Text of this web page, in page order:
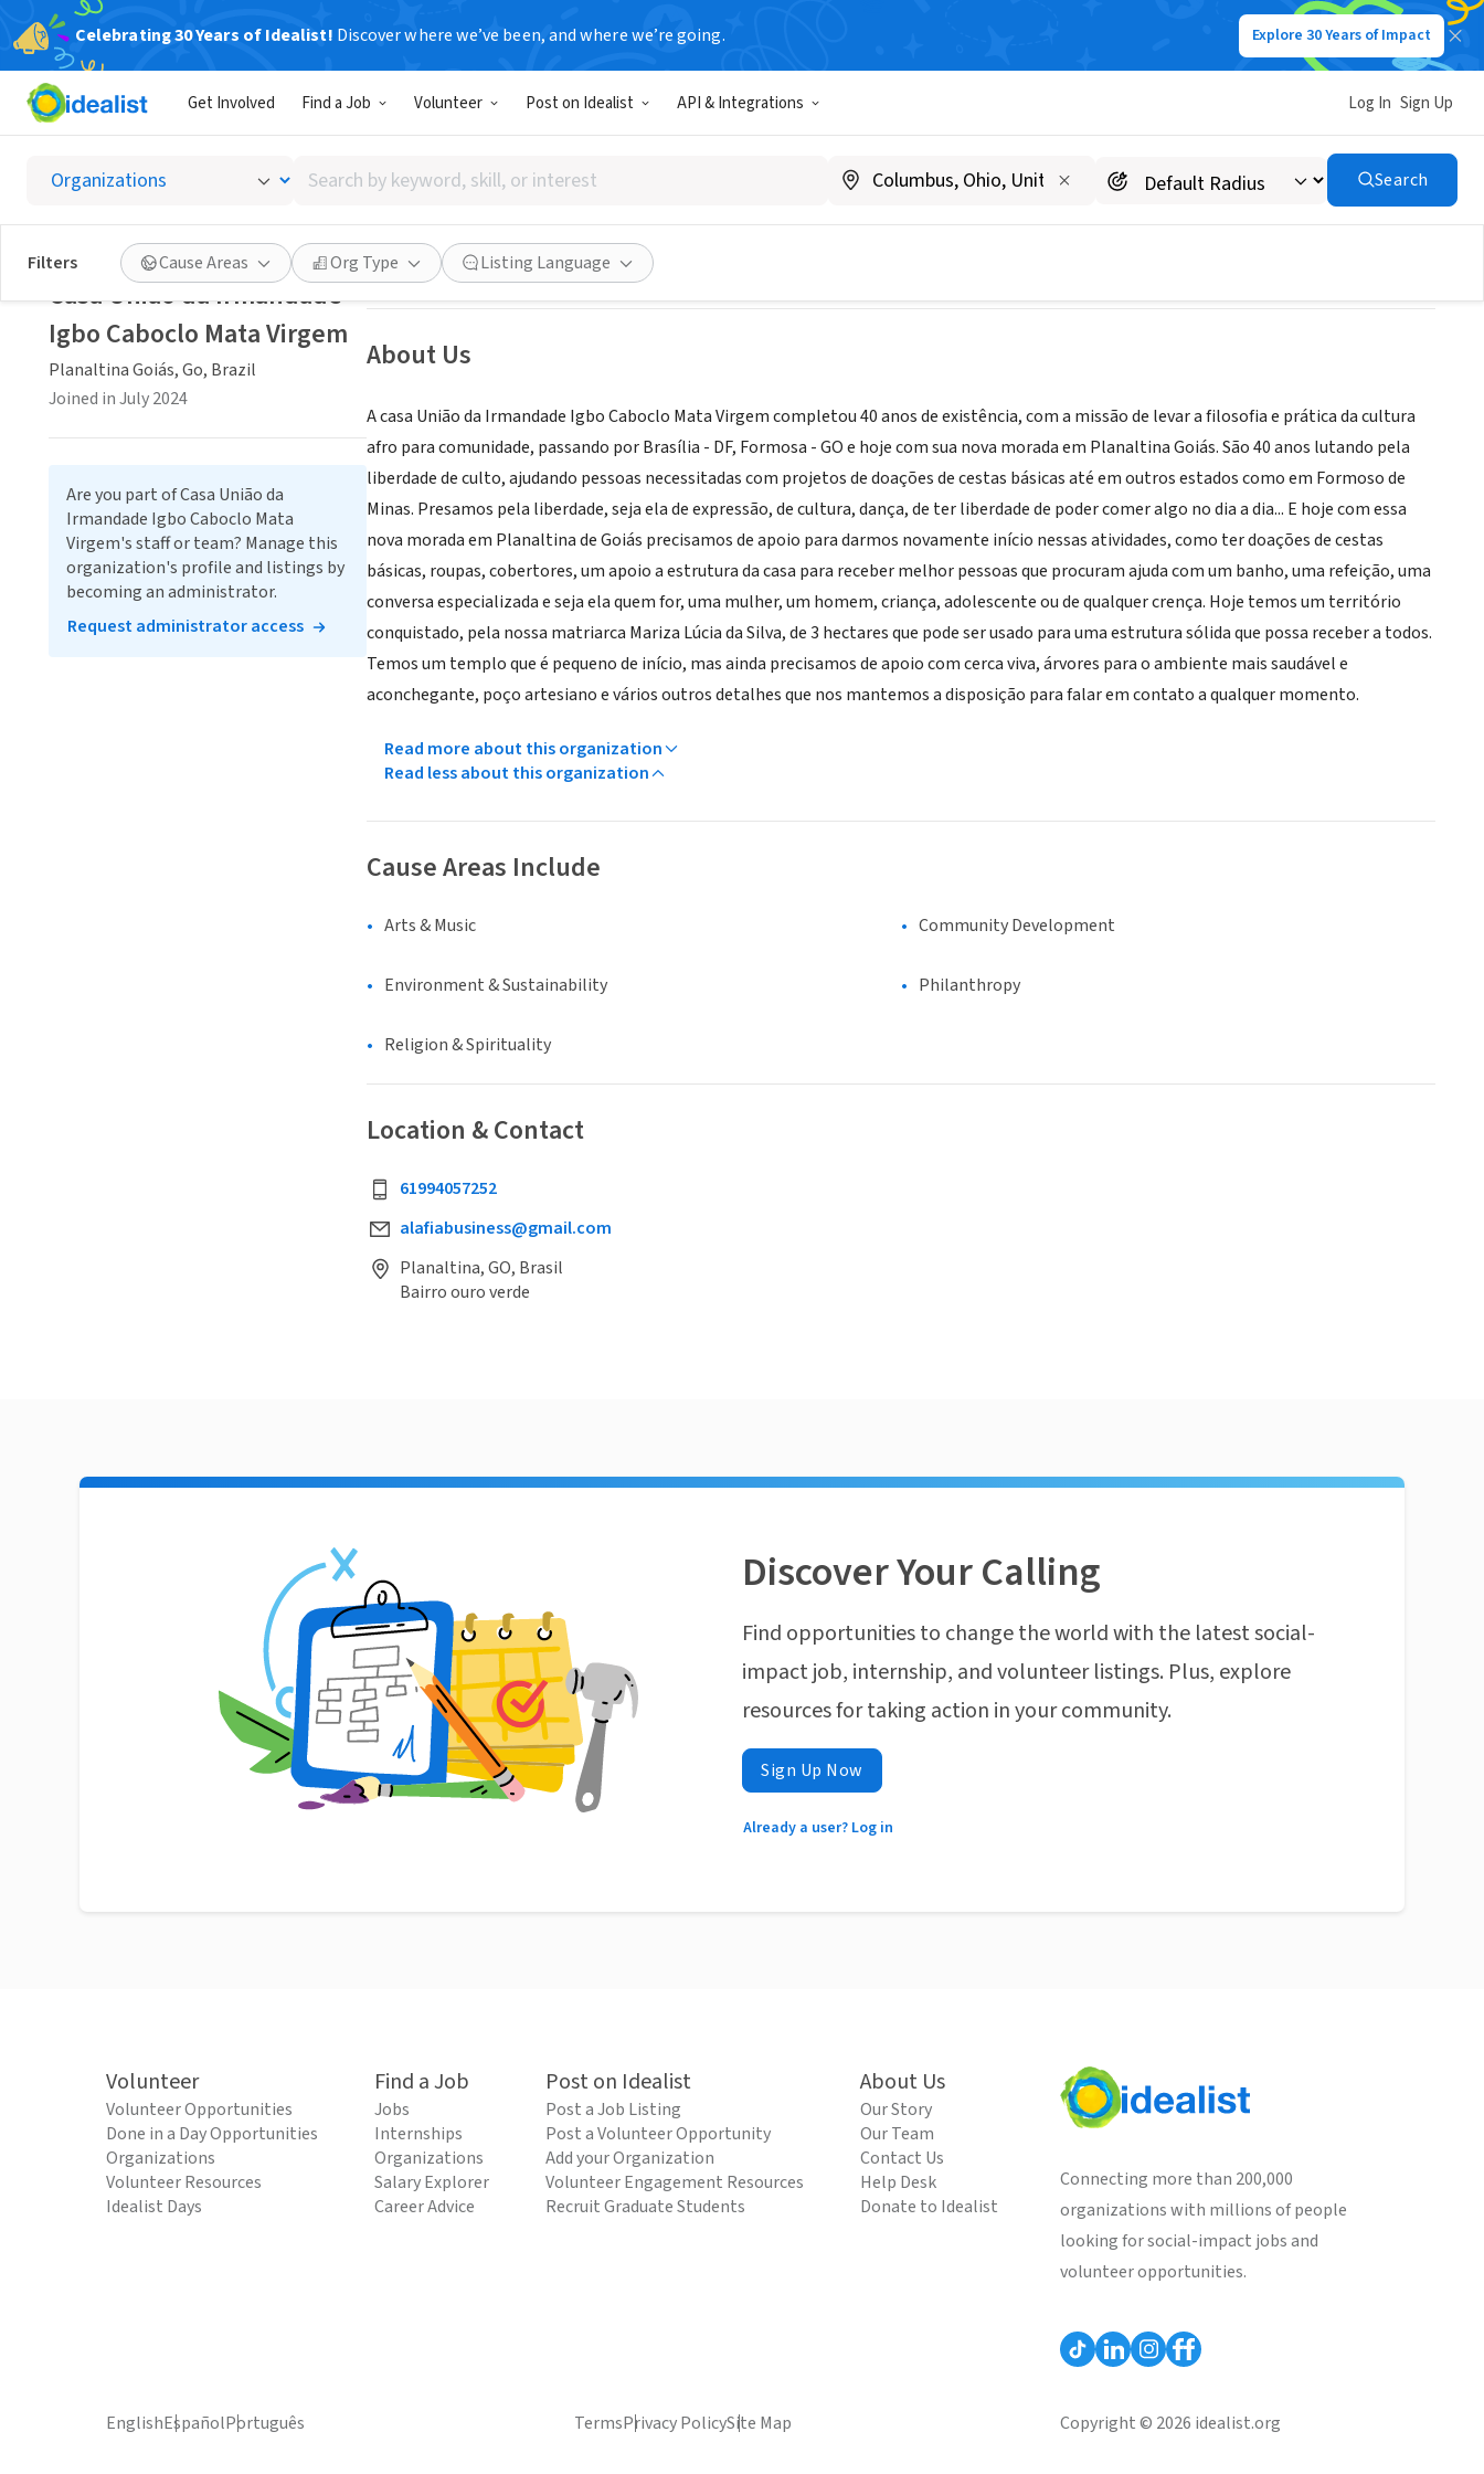
Celebrating 30 Years of Idealist! Discover where we’ve been, and where we’re going. Explore 30 Years of Impact
Get Involved Find a Job Volunteer Post on Idealist API & Integrations Log In Sign Up
Search
by
keyword,
skill,
or
interest
Search
Filters Cause Areas Org Type Listing Language
Casa União da Irmandade Igbo Caboclo Mata Virgem
Planaltina Goiás, Go, Brazil
Save Share
About Us
A casa União da Irmandade Igbo Caboclo Mata Virgem completou 40 anos de existência, com a missão de levar a filosofia e prática da cultura
afro para comunidade, passando por Brasília - DF, Formosa - GO e hoje com sua nova morada em Planaltina Goiás. São 40 anos lutando pela
liberdade de culto, ajudando pessoas necessitadas com projetos de doações de cestas básicas até em outros estados como em Formoso de
Minas. Presamos pela liberdade, seja ela de expressão, de cultura, dança, de ter liberdade de poder comer algo no dia a dia... E hoje com essa
nova morada em Planaltina de Goiás precisamos de apoio para darmos novamente início nessas atividades, como ter doações de cestas
básicas, roupas, cobertores, um apoio a estrutura da casa para receber melhor pessoas que procuram ajuda com um banho, uma refeição, uma
conversa especializada e seja ela quem for, uma mulher, um homem, criança, adolescente ou de qualquer crença. Hoje temos um território
conquistado, pela nossa matriarca Mariza Lúcia da Silva, de 3 hectares que pode ser usado para uma estrutura sólida que possa receber a todos.
Temos um templo que é pequeno de início, mas ainda precisamos de apoio com cerca viva, árvores para o ambiente mais saudável e
aconchegante, poço artesiano e vários outros detalhes que nos mantemos a disposição para falar em contato a qualquer momento.
Read more about this organization
Read less about this organization
Cause Areas Include
Arts & Music Community Development
Environment & Sustainability Philanthropy
Religion & Spirituality
Location & Contact
61994057252
alafiabusiness@gmail.com
Planaltina, GO, Brasil
Bairro ouro verde
Casa União da Irmandade
Igbo Caboclo Mata Virgem
Planaltina Goiás, Go, Brazil
Joined in July 2024
Are you part of Casa União da
Irmandade Igbo Caboclo Mata
Virgem's staff or team? Manage this
organization's profile and listings by
becoming an administrator.
Request administrator access
Discover Your Calling
Find opportunities to change the world with the latest social-
impact job, internship, and volunteer listings. Plus, explore
resources for taking action in your community.
Sign Up Now
Already a user? Log in
Volunteer
Volunteer Opportunities
Done in a Day Opportunities
Organizations
Volunteer Resources
Idealist Days
Find a Job
Jobs
Internships
Organizations
Salary Explorer
Career Advice
Post on Idealist
Post a Job Listing
Post a Volunteer Opportunity
Add your Organization
Volunteer Engagement Resources
Recruit Graduate Students
About Us
Our Story
Our Team
Contact Us
Help Desk
Donate to Idealist
Connecting more than 200,000
organizations with millions of people
looking for social-impact jobs and
volunteer opportunities.
EnglishEspañolPortuguês TermsPrivacy PolicySite Map Copyright © 2026 idealist.org